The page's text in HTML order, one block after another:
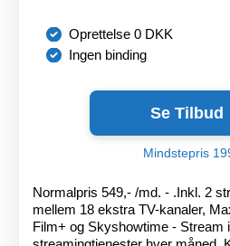
Oprettelse 0 DKK
Ingen binding
Se Tilbud
Mindstepris
Normalpris 549,- /md. - .Inkl. 2
mellem 18 ekstra TV-kanaler,
Film+ og Skyshowtime - Stream